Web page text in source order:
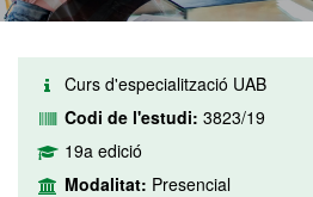
Curs d'especialització UAB
Codi de l'estudi: 3823/19
19a edició
Modalitat: Presencial